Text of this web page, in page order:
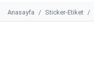
Anasayfa Sticker-Etiket